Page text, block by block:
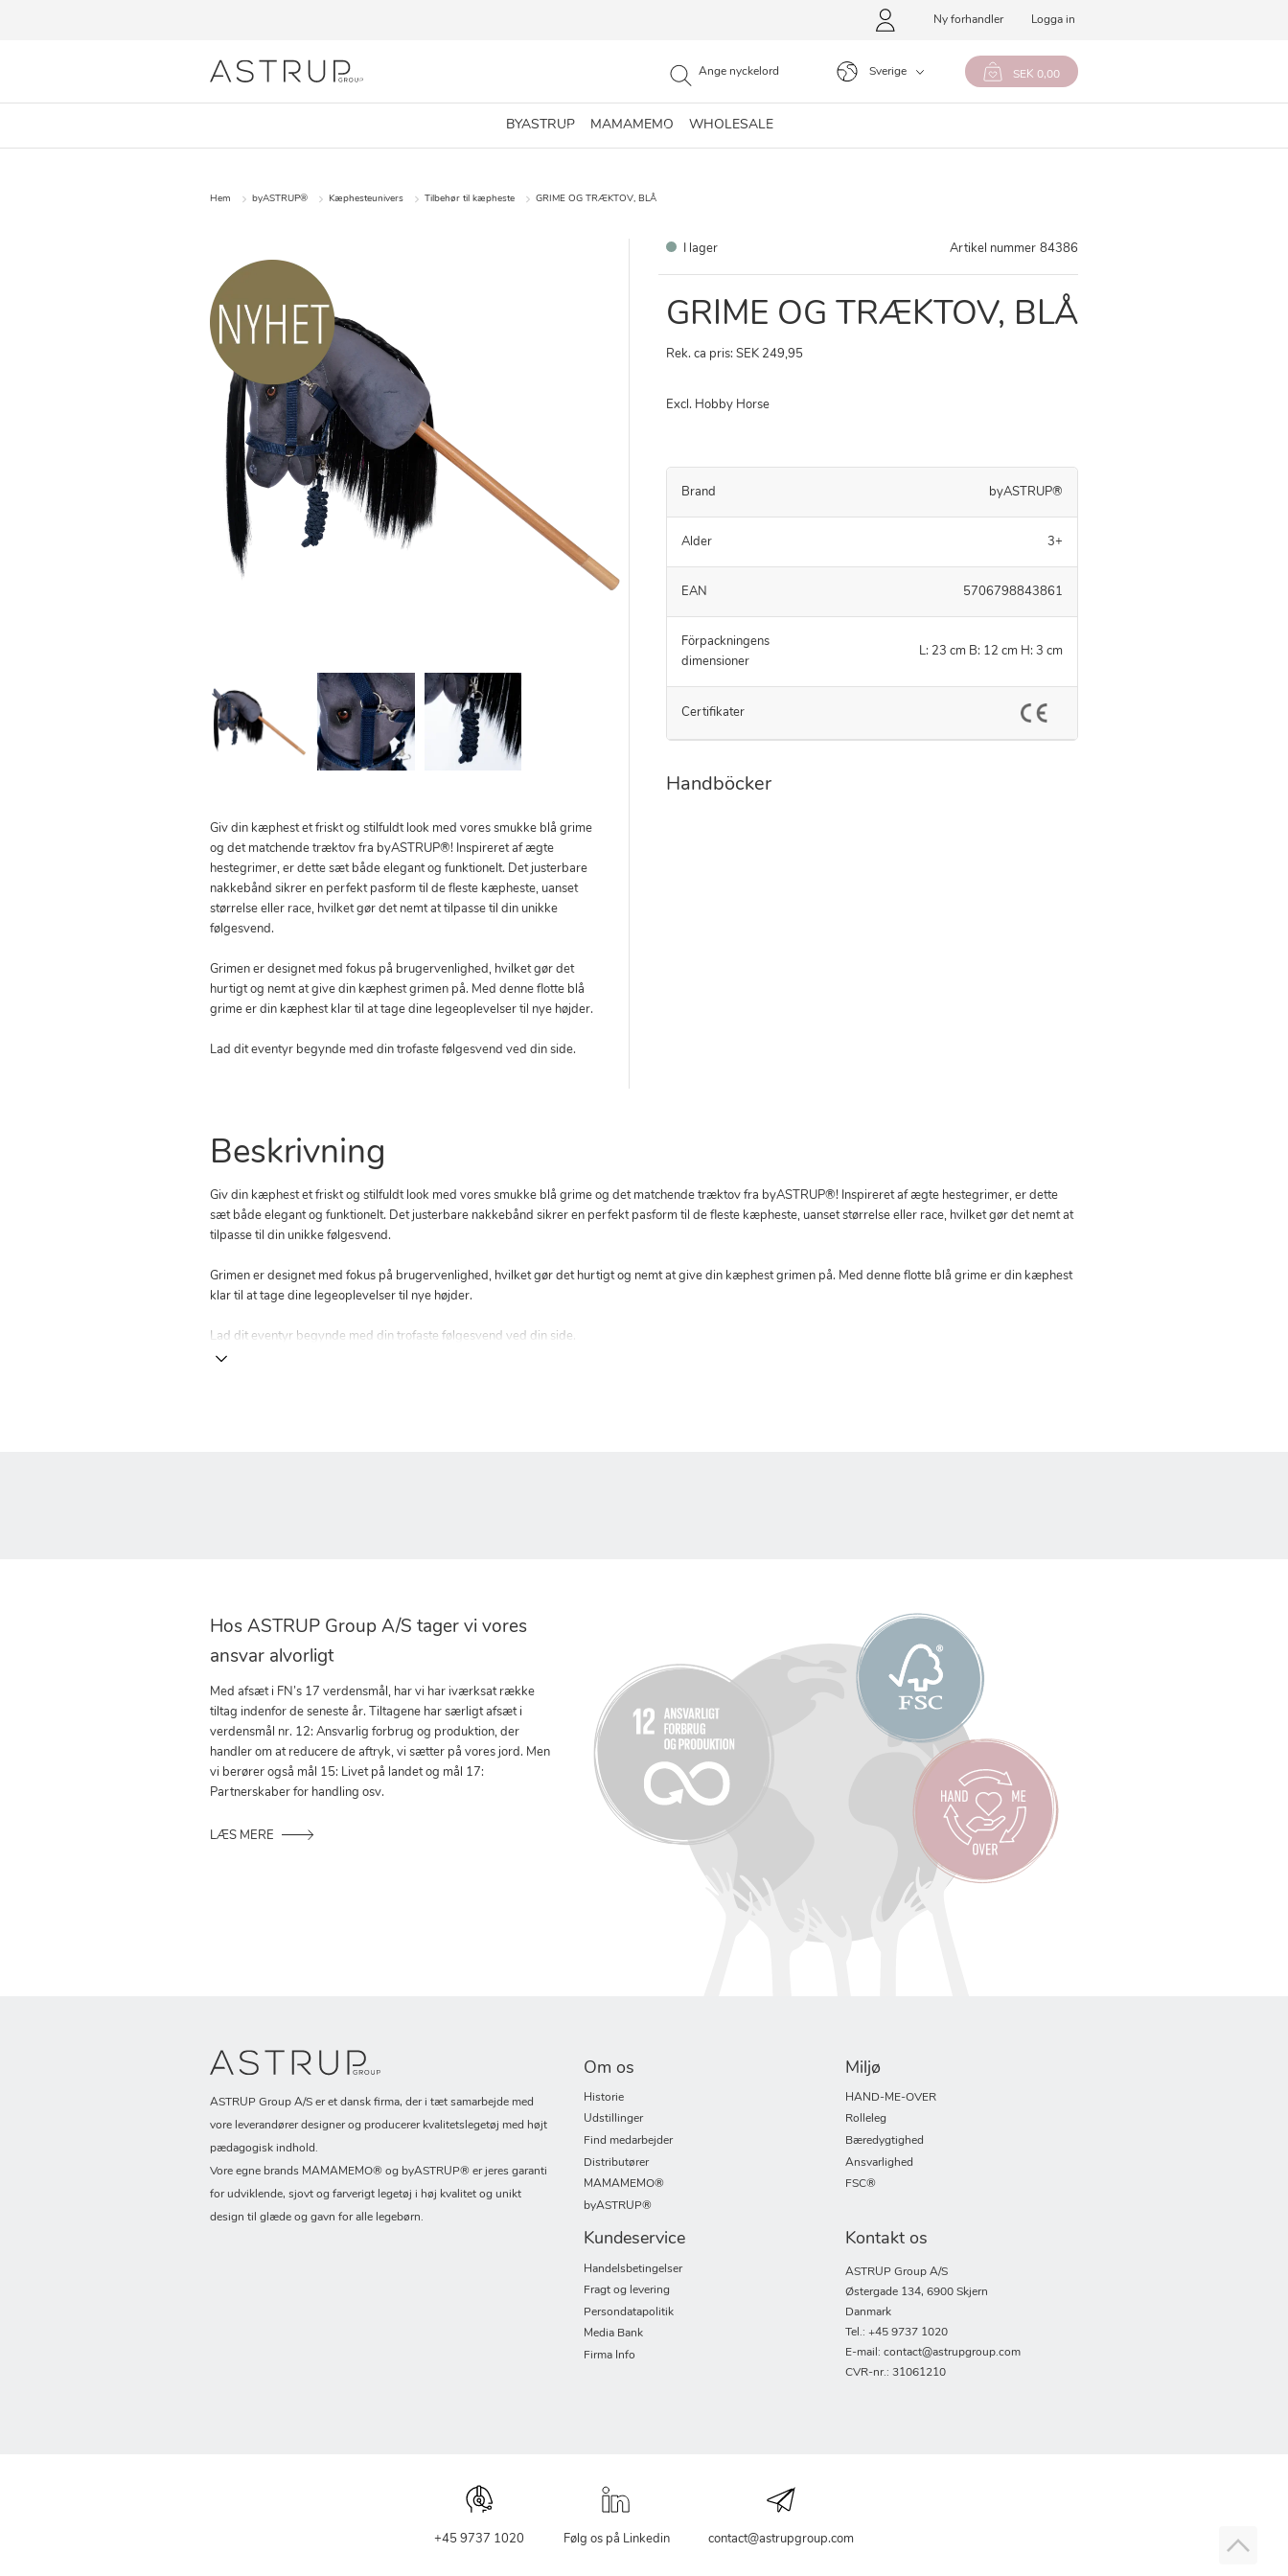
Ny forhandler Logga in
Sverige SEK 0,00
BYASTRUP MAMAMEMO WHOLESALE
Hem byASTRUP® Kæphesteunivers Tilbehør til kæpheste GRIME OG TRÆKTOV, BLÅ
Giv din kæphest et friskt og stilfuldt look med vores smukke blå grime
og det matchende træktov fra byASTRUP®! Inspireret af ægte
hestegrimer, er dette sæt både elegant og funktionelt. Det justerbare
nakkebånd sikrer en perfekt pasform til de fleste kæpheste, uanset
størrelse eller race, hvilket gør det nemt at tilpasse til din unikke
følgesvend.
Grimen er designet med fokus på brugervenlighed, hvilket gør det
hurtigt og nemt at give din kæphest grimen på. Med denne flotte blå
grime er din kæphest klar til at tage dine legeoplevelser til nye højder.
Lad dit eventyr begynde med din trofaste følgesvend ved din side.
I lager Artikel nummer 84386
GRIME OG TRÆKTOV, BLÅ
Rek. ca pris: SEK 249,95
Excl. Hobby Horse
Brand byASTRUP®
Alder 3+
EAN 5706798843861
Förpackningens
dimensioner
L: 23 cm B: 12 cm H: 3 cm
Certifikater
Handböcker
Beskrivning
Giv din kæphest et friskt og stilfuldt look med vores smukke blå grime og det matchende træktov fra byASTRUP®! Inspireret af ægte hestegrimer, er dette
sæt både elegant og funktionelt. Det justerbare nakkebånd sikrer en perfekt pasform til de fleste kæpheste, uanset størrelse eller race, hvilket gør det nemt at
tilpasse til din unikke følgesvend.
Grimen er designet med fokus på brugervenlighed, hvilket gør det hurtigt og nemt at give din kæphest grimen på. Med denne flotte blå grime er din kæphest
klar til at tage dine legeoplevelser til nye højder.
Lad dit eventyr begynde med din trofaste følgesvend ved din side.
Hos ASTRUP Group A/S tager vi vores
ansvar alvorligt
Med afsæt i FN’s 17 verdensmål, har vi har iværksat række
tiltag indenfor de seneste år. Tiltagene har særligt afsæt i
verdensmål nr. 12: Ansvarlig forbrug og produktion, der
handler om at reducere de aftryk, vi sætter på vores jord. Men
vi berører også mål 15: Livet på landet og mål 17:
Partnerskaber for handling osv.
LÆS MERE
ASTRUP Group A/S er et dansk firma, der i tæt samarbejde med
vore leverandører designer og producerer kvalitetslegetøj med højt
pædagogisk indhold.
Vore egne brands MAMAMEMO® og byASTRUP® er jeres garanti
for udviklende, sjovt og farverigt legetøj i høj kvalitet og unikt
design til glæde og gavn for alle legebørn.
Om os
Historie
Udstillinger
Find medarbejder
Distributører
MAMAMEMO®
byASTRUP®
Miljø
HAND-ME-OVER
Rolleleg
Bæredygtighed
Ansvarlighed
FSC®
Kundeservice
Handelsbetingelser
Fragt og levering
Persondatapolitik
Media Bank
Firma Info
Kontakt os
ASTRUP Group A/S
Østergade 134, 6900 Skjern
Danmark
Tel.: +45 9737 1020
E-mail: contact@astrupgroup.com
CVR-nr.: 31061210
+45 9737 1020 Følg os på Linkedin contact@astrupgroup.com